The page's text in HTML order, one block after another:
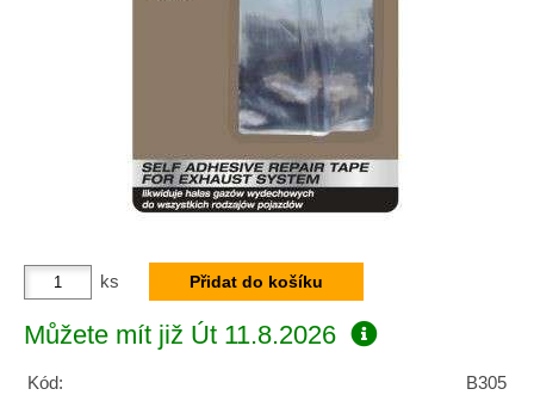
ks
Můžete mít již Út 11.8.2026
Kód: B305